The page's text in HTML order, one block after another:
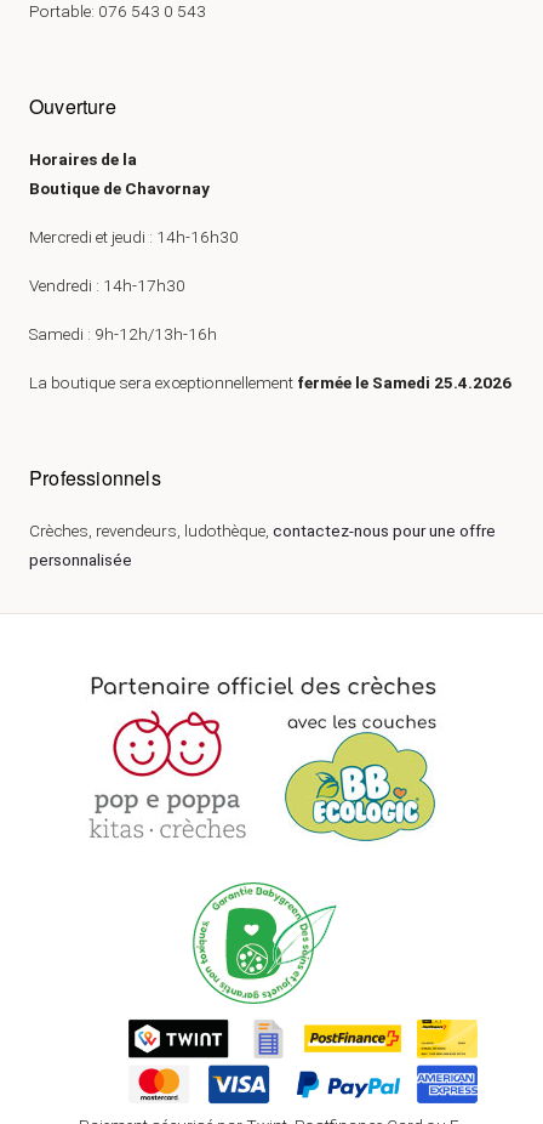
Portable: 076 543 0 543
Ouverture
Horaires de la
Boutique de Chavornay
Mercredi et jeudi : 14h-16h30
Vendredi : 14h-17h30
Samedi : 9h-12h/13h-16h
La boutique sera exceptionnellement fermée le Samedi 25.4.2026
Professionnels
Crèches, revendeurs, ludothèque, contactez-nous pour une offre
personnalisée